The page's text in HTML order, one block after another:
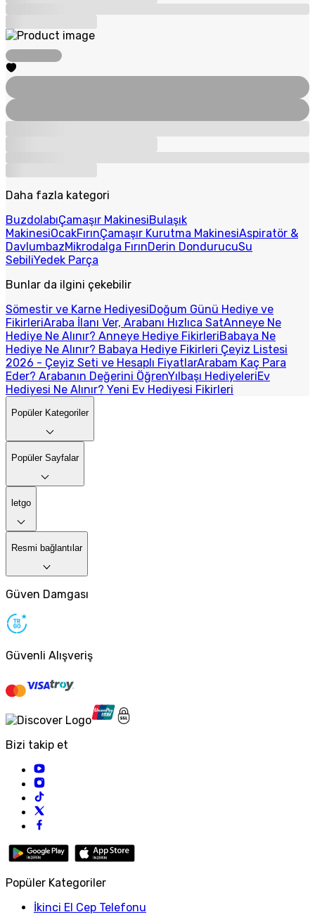
Daha fazla kategori
BuzdolabıÇamaşır MakinesiBulaşık
MakinesiOcakFırınÇamaşır Kurutma MakinesiAspiratör &
DavlumbazMikrodalga FırınDerin DondurucuSu
SebiliYedek Parça
Bunlar da ilgini çekebilir
Sömestir ve Karne HediyesiDoğum Günü Hediye ve
FikirleriAraba İlanı Ver, Arabanı Hızlıca SatAnneye Ne
Hediye Ne Alınır? Anneye Hediye FikirleriBabaya Ne
Hediye Ne Alınır? Babaya Hediye Fikirleri Çeyiz Listesi
2026 - Çeyiz Seti ve Hesaplı FiyatlarArabam Kaç Para
Eder? Arabanın Değerini ÖğrenYılbaşı HediyeleriEv
Hediyesi Ne Alınır? Yeni Ev Hediyesi Fikirleri
Popüler Kategoriler
Popüler Sayfalar
letgo
Resmi bağlantılar
Güven Damgası
Güvenli Alışveriş
Bizi takip et
Popüler Kategoriler
İkinci El Cep Telefonu